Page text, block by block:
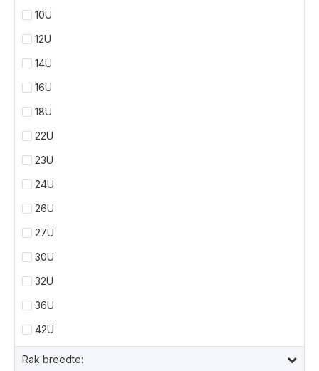
10U
12U
14U
16U
18U
22U
23U
24U
26U
27U
30U
32U
36U
42U
Rak breedte: